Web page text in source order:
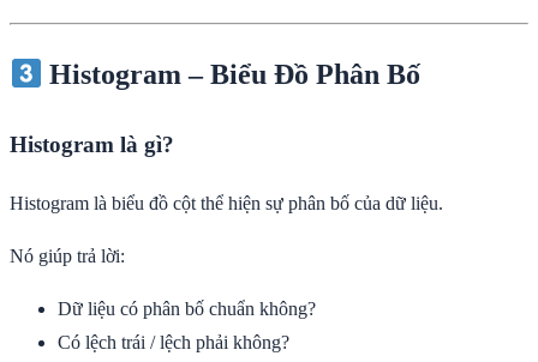
Histogram – Biểu Đồ Phân Bố
Histogram là gì?
Histogram là biểu đồ cột thể hiện sự phân bố của dữ liệu.
Nó giúp trả lời:
Dữ liệu có phân bố chuẩn không?
Có lệch trái / lệch phải không?